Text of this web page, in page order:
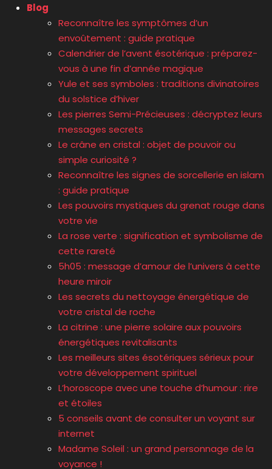
Blog
Reconnaître les symptômes d’un
envoûtement : guide pratique
Calendrier de l’avent ésotérique : préparez-
vous à une fin d’année magique
Yule et ses symboles : traditions divinatoires
du solstice d’hiver
Les pierres Semi-Précieuses : décryptez leurs
messages secrets
Le crâne en cristal : objet de pouvoir ou
simple curiosité ?
Reconnaître les signes de sorcellerie en islam
: guide pratique
Les pouvoirs mystiques du grenat rouge dans
votre vie
La rose verte : signification et symbolisme de
cette rareté
5h05 : message d’amour de l’univers à cette
heure miroir
Les secrets du nettoyage énergétique de
votre cristal de roche
La citrine : une pierre solaire aux pouvoirs
énergétiques revitalisants
Les meilleurs sites ésotériques sérieux pour
votre développement spirituel
L’horoscope avec une touche d’humour : rire
et étoiles
5 conseils avant de consulter un voyant sur
internet
Madame Soleil : un grand personnage de la
voyance !